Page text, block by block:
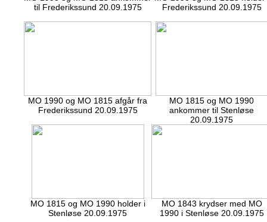
til Frederikssund 20.09.1975
Frederikssund 20.09.1975
MO 1990 og MO 1815 afgår fra
Frederikssund 20.09.1975
MO 1815 og MO 1990
ankommer til Stenløse
20.09.1975
MO 1815 og MO 1990 holder i
Stenløse 20.09.1975
MO 1843 krydser med MO
1990 i Stenløse 20.09.1975